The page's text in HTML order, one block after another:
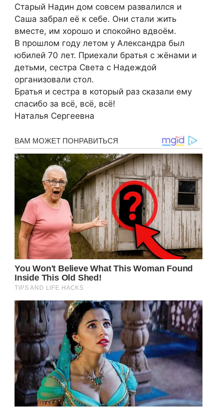
Старый Надин дом совсем развалился и
Саша забрал её к себе. Они стали жить
вместе, им хорошо и спокойно вдвоём.
В прошлом году летом у Александра был
юбилей 70 лет. Приехали братья с жёнами и
детьми, сестра Света с Надеждой
организовали стол.
Братья и сестра в который раз сказали ему
спасибо за всё, всё, всё!
Наталья Сергеевна